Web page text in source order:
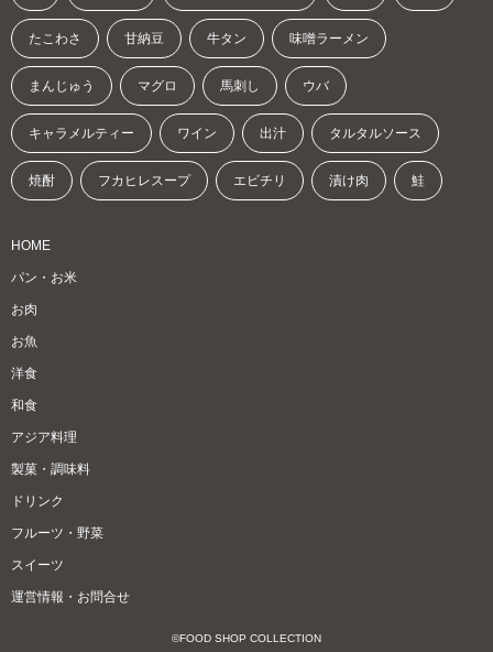
たこわさ 甘納豆 牛タン 味噌ラーメン
まんじゅう マグロ 馬刺し ウバ
キャラメルティー ワイン 出汁 タルタルソース
焼酎 フカヒレスープ エビチリ 漬け肉 鮭
HOME
パン・お米
お肉
お魚
洋食
和食
アジア料理
製菓・調味料
ドリンク
フルーツ・野菜
スイーツ
運営情報・お問合せ
©FOOD SHOP COLLECTION